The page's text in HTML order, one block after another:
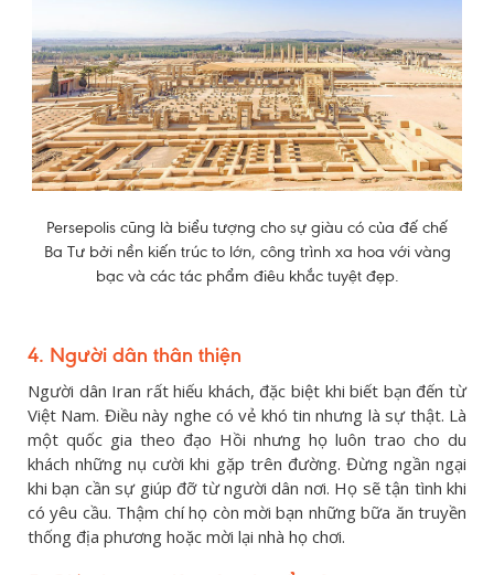
Persepolis cũng là biểu tượng cho sự giàu có của đế chế
Ba Tư bởi nền kiến trúc to lớn, công trình xa hoa với vàng
bạc và các tác phẩm điêu khắc tuyệt đẹp.
4. Người dân thân thiện
Người dân Iran rất hiếu khách, đặc biệt khi biết bạn đến từ
Việt Nam. Điều này nghe có vẻ khó tin nhưng là sự thật. Là
một quốc gia theo đạo Hồi nhưng họ luôn trao cho du
khách những nụ cười khi gặp trên đường. Đừng ngần ngại
khi bạn cần sự giúp đỡ từ người dân nơi. Họ sẽ tận tình khi
có yêu cầu. Thậm chí họ còn mời bạn những bữa ăn truyền
thống địa phương hoặc mời lại nhà họ chơi.